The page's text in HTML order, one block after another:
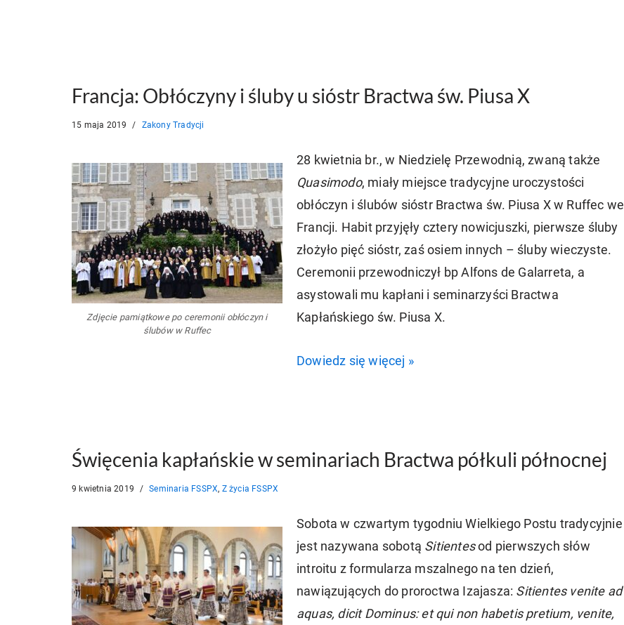
Francja: Obłóczyny i śluby u sióstr Bractwa św. Piusa X
15 maja 2019 Zakony Tradycji
Zdjęcie pamiątkowe po ceremonii obłóczyn i
ślubów w Ruffec
28 kwietnia br., w Niedzielę Przewodnią, zwaną także
Quasimodo, miały miejsce tradycyjne uroczystości
obłóczyn i ślubów sióstr Bractwa św. Piusa X w Ruffec we
Francji. Habit przyjęły cztery nowicjuszki, pierwsze śluby
złożyło pięć sióstr, zaś osiem innych – śluby wieczyste.
Ceremonii przewodniczył bp Alfons de Galarreta, a
asystowali mu kapłani i seminarzyści Bractwa
Kapłańskiego św. Piusa X.
Dowiedz się więcej »
Święcenia kapłańskie w seminariach Bractwa półkuli północnej
9 kwietnia 2019 Seminaria FSSPX, Z życia FSSPX
Sobota w czwartym tygodniu Wielkiego Postu tradycyjnie
jest nazywana sobotą Sitientesod pierwszych słów
introitu z formularza mszalnego na ten dzień,
nawiązujących do proroctwa Izajasza: Sitientes venite ad
aquas, dicit Dominus: et qui non habetis pretium, venite,